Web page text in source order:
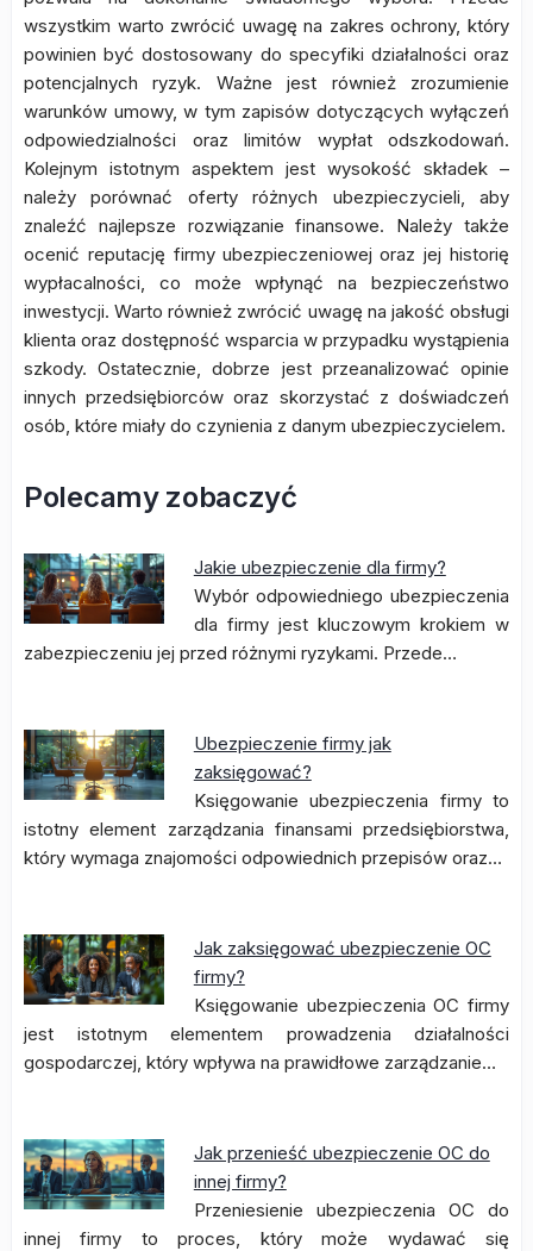
wszystkim warto zwrócić uwagę na zakres ochrony, który
powinien być dostosowany do specyfiki działalności oraz
potencjalnych ryzyk. Ważne jest również zrozumienie
warunków umowy, w tym zapisów dotyczących wyłączeń
odpowiedzialności oraz limitów wypłat odszkodowań.
Kolejnym istotnym aspektem jest wysokość składek –
należy porównać oferty różnych ubezpieczycieli, aby
znaleźć najlepsze rozwiązanie finansowe. Należy także
ocenić reputację firmy ubezpieczeniowej oraz jej historię
wypłacalności, co może wpłynąć na bezpieczeństwo
inwestycji. Warto również zwrócić uwagę na jakość obsługi
klienta oraz dostępność wsparcia w przypadku wystąpienia
szkody. Ostatecznie, dobrze jest przeanalizować opinie
innych przedsiębiorców oraz skorzystać z doświadczeń
osób, które miały do czynienia z danym ubezpieczycielem.
Polecamy zobaczyć
Jakie ubezpieczenie dla firmy?
Wybór odpowiedniego ubezpieczenia
dla firmy jest kluczowym krokiem w
zabezpieczeniu jej przed różnymi ryzykami. Przede…
Ubezpieczenie firmy jak
zaksięgować?
Księgowanie ubezpieczenia firmy to
istotny element zarządzania finansami przedsiębiorstwa,
który wymaga znajomości odpowiednich przepisów oraz…
Jak zaksięgować ubezpieczenie OC
firmy?
Księgowanie ubezpieczenia OC firmy
jest istotnym elementem prowadzenia działalności
gospodarczej, który wpływa na prawidłowe zarządzanie…
Jak przenieść ubezpieczenie OC do
innej firmy?
Przeniesienie ubezpieczenia OC do
innej firmy to proces, który może wydawać się